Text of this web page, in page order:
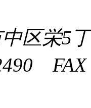
区栄5
FAX